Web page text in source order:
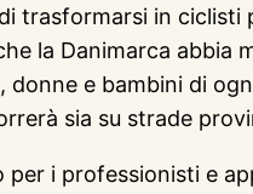
trasformarsi in
la Danimarca abbia
e bambini di
sia su strade
per i professionisti e